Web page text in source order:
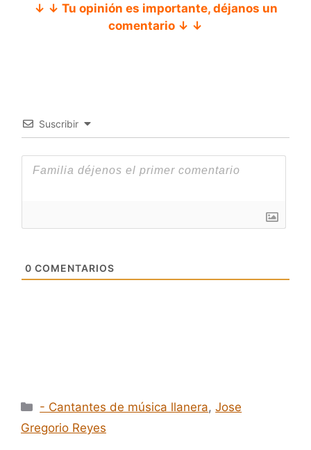
↓ ↓ Tu opinión es importante, déjanos un
comentario ↓ ↓
Suscribir
0 COMENTARIOS
Categorías
- Cantantes de música llanera,Jose
Gregorio Reyes